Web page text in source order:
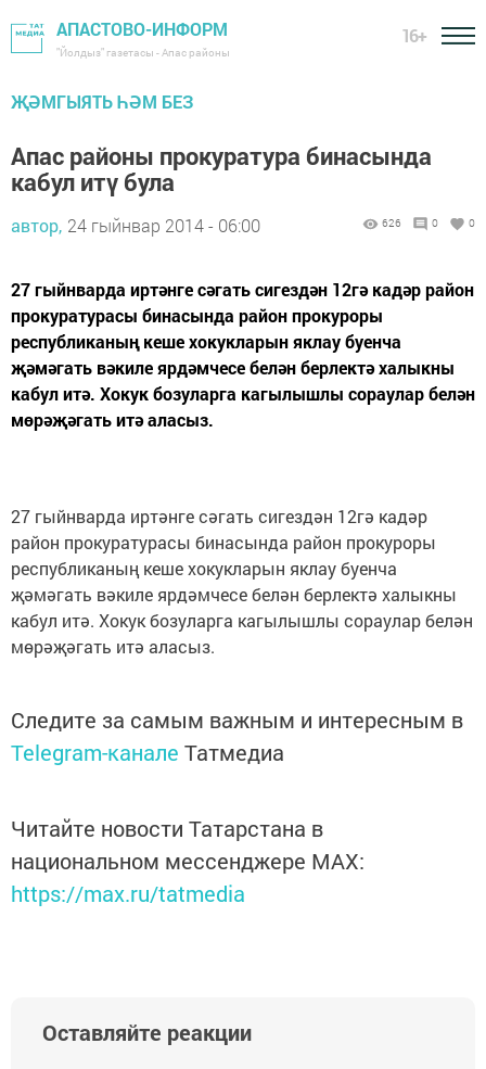
АПАСТОВО-ИНФОРМ
"Йолдыз" газетасы - Апас районы
16+
ҖӘМГЫЯТЬ ҺӘМ БЕЗ
Апас районы прокуратура бинасында
кабул итү була
автор, 24 гыйнвар 2014 - 06:00 626 0 0
27 гыйнварда иртәнге сәгать сигездән 12гә кадәр район
прокуратурасы бинасында район прокуроры
республиканың кеше хокукларын яклау буенча
җәмәгать вәкиле ярдәмчесе белән берлектә халыкны
кабул итә. Хокук бозуларга кагылышлы сораулар белән
мөрәҗәгать итә аласыз.
27 гыйнварда иртәнге сәгать сигездән 12гә кадәр
район прокуратурасы бинасында район прокуроры
республиканың кеше хокукларын яклау буенча
җәмәгать вәкиле ярдәмчесе белән берлектә халыкны
кабул итә. Хокук бозуларга кагылышлы сораулар белән
мөрәҗәгать итә аласыз.
Следите за самым важным и интересным в
Telegram-канале Татмедиа
Читайте новости Татарстана в
национальном мессенджере MАХ:
https://max.ru/tatmedia
Оставляйте реакции